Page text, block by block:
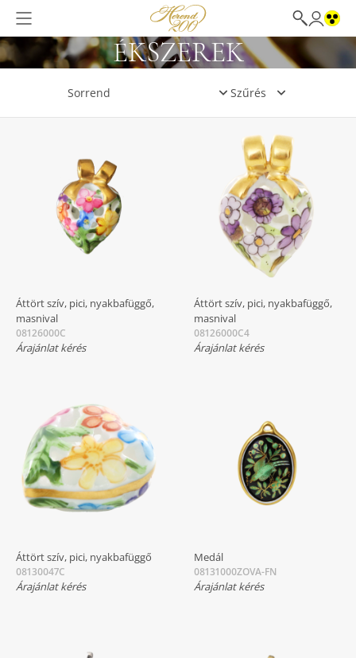
ÉKSZEREK
Szűrés
Áttört szív, pici, nyakbafüggő,
masnival
08126000C
Árajánlat kérés
Áttört szív, pici, nyakbafüggő,
masnival
08126000C4
Árajánlat kérés
Áttört szív, pici, nyakbafüggő
08130047C
Árajánlat kérés
Medál
08131000ZOVA-FN
Árajánlat kérés